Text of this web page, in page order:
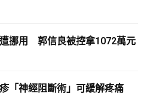
挪用 郭信良被控拿1072萬元
「神經阻斷術」可緩解疼痛